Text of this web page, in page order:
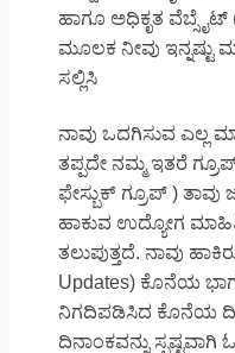
ಹಾಗೂ ಅಧಿಕೃತ ವೆಬ್ಸೈಟ್
ಮೂಲಕ ನೀವು
ಸಲ್ಲಿಸಿ
ನಾವು ಒದಗಿಸುವ ಎಲ್ಲ
ತಪ್ಪದೇ ನಮ್ಮ ಇತರೆ
ಫೇಸ್ಬುಕ್ ಗ್ರೂಪ್ )
ಹಾಕುವ ಉದ್ಯೋಗ
ತಲುಪುತ್ತದೆ. ನಾವು
Updates) ಕೊನೆಯ
ನಿಗದಿಪಡಿಸಿದ ಕೊನೆಯ
ದಿನಾಂಕವನ್ನು